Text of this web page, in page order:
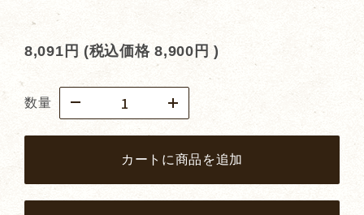
8,091円 (税込価格8,900円 )
数量
カートに商品を追加